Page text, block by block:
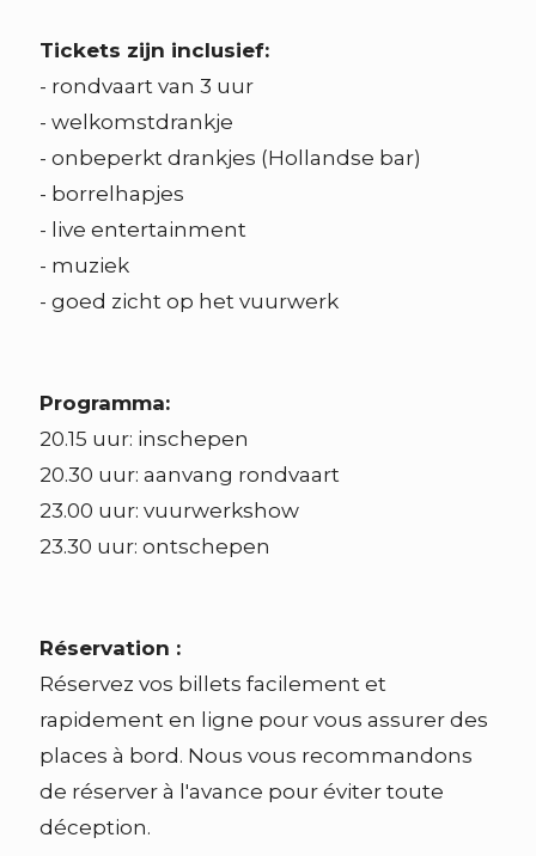
Tickets zijn inclusief:
- rondvaart van 3 uur
- welkomstdrankje
- onbeperkt drankjes (Hollandse bar)
- borrelhapjes
- live entertainment
- muziek
- goed zicht op het vuurwerk
Programma:
20.15 uur: inschepen
20.30 uur: aanvang rondvaart
23.00 uur: vuurwerkshow
23.30 uur: ontschepen
Réservation :
Réservez vos billets facilement et
rapidement en ligne pour vous assurer des
places à bord. Nous vous recommandons
de réserver à l'avance pour éviter toute
déception.